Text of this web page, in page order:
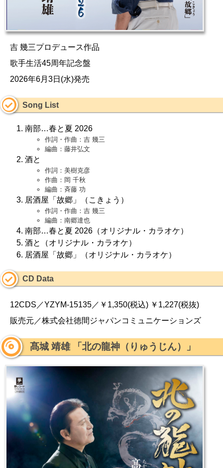
吉 幾三プロデュース作品
歌手生活45周年記念盤
2026年6月3日(水)発売
Song List
南部…春と夏 2026
作詞・作曲：吉 幾三
編曲：藤井弘文
酒と
作詞：美樹克彦
作曲：岡 千秋
編曲：斉藤 功
居酒屋「故郷」（こきょう）
作詞・作曲：吉 幾三
編曲：南郷達也
南部…春と夏 2026（オリジナル・カラオケ）
酒と（オリジナル・カラオケ）
居酒屋「故郷」（オリジナル・カラオケ）
CD Data
12CDS／YZYM-15135／￥1,350(税込) ￥1,227(税抜)
販売元／株式会社徳間ジャパンコミュニケーションズ
髙城 靖雄 「北の龍神（りゅうじん）」